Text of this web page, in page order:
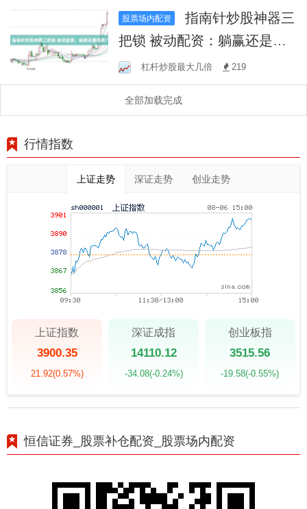
股票场内配资
指南针炒股神器三
把锁 被动配资：躺赢还是陷
阱？杠杆炒股最大几倍 219
全部加载完成
行情指数
上证走势 深证走势 创业走势
上证指数
3900.35
21.92(0.57%)
深证成指
14110.12
-34.08(-0.24%)
创业板指
3515.56
-19.58(-0.55%)
恒信证券_股票补仓配资_股票场内配资